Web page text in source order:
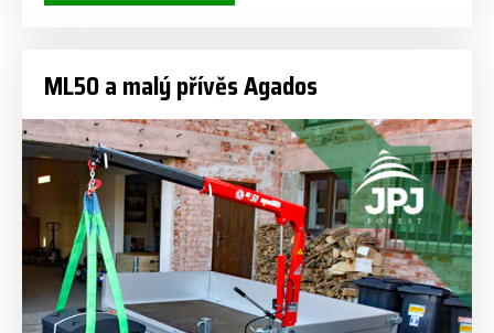
ML50 a malý přívěs Agados